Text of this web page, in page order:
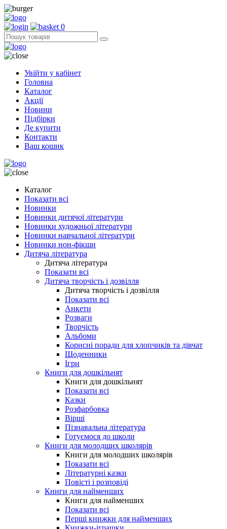
0
Увійти у кабінет
Головна
Каталог
Акції
Новини
Підбірки
Де купити
Контакти
Ваш кошик
Каталог
Показати всі
Новинки
Новинки дитячої літератури
Новинки художньої літератури
Новинки навчальної літератури
Новинки нон-фікшн
Дитяча література
Дитяча література
Показати всі
Дитяча творчість і дозвілля
Дитяча творчість і дозвілля
Показати всі
Анкети
Розваги
Творчість
Альбоми
Корисні поради для хлопчиків та дівчат
Щоденники
Ігри
Книги для дошкільнят
Книги для дошкільнят
Показати всі
Казки
Розфарбовка
Вірші
Пізнавальна література
Готуємося до школи
Книги для молодших школярів
Книги для молодших школярів
Показати всі
Літературні казки
Повісті і розповіді
Книги для найменших
Книги для найменших
Показати всі
Перші книжки для найменших